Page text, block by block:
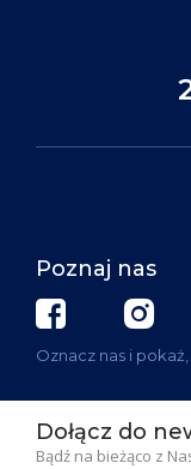
Poznaj nas
Oznacz nas i
Dołącz do
Bądź na bieżąco z